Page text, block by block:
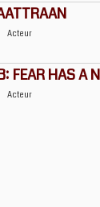
Acteur
FEAR HAS A
Acteur